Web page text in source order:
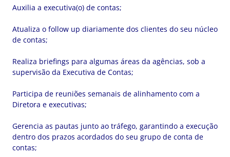
Auxilia a executiva(o) de contas;
Atualiza o follow up diariamente dos clientes do seu núcleo
de contas;
Realiza briefings para algumas áreas da agências, sob a
supervisão da Executiva de Contas;
Participa de reuniões semanais de alinhamento com a
Diretora e executivas;
Gerencia as pautas junto ao tráfego, garantindo a execução
dentro dos prazos acordados do seu grupo de conta de
contas;